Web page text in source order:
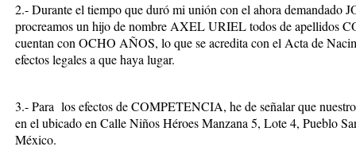
2.- Durante el tiempo que duró mi unión con el ahora demandado
procreamos un hijo de nombre AXEL URIEL todos de apellidos
cuentan con OCHO AÑOS, lo que se acredita con el Acta de
efectos legales a que haya lugar.
3.- Para los efectos deCOMPETENCIA, he de señalar que
en el ubicado en Calle Niños Héroes Manzana 5, Lote 4, Pueblo
México.